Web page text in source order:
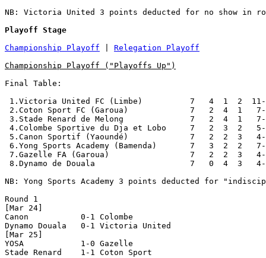
NB: Victoria United 3 points deducted for no show in
Playoff Stage
Championship Playoff
Relegation Playoff
Championship Playoff ("Playoffs Up")
Final Table:
1.Victoria United FC (Limbe)          7   4  1  2
2.Coton Sport FC (Garoua)             7   2  4  1
3.Stade Renard de Melong              7   2  4  1
4.Colombe Sportive du Dja et Lobo     7   2  3  2
5.Canon Sportif (Yaoundé)             7   2  2  3
6.Yong Sports Academy (Bamenda)       7   3  2  2
7.Gazelle FA (Garoua)                 7   2  2  3
8.Dynamo de Douala                    7   0  4  3
NB: Yong Sports Academy 3 points deducted for
Round 1
[Mar 24]
Canon           0-1 Colombe
Dynamo Douala   0-1 Victoria United
[Mar 25]
YOSA            1-0 Gazelle
Stade Renard    1-1 Coton Sport